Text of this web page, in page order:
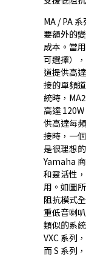
MA / PA
要額外的
成本。當
可選擇）
道提供高
接的單頻
統時，
高達
供高達每
接時，一
是很理想
Yamaha
和靈活性
用。如圖
阻抗模式
重低音喇
類似的系
VXC 系列
而 S 系列